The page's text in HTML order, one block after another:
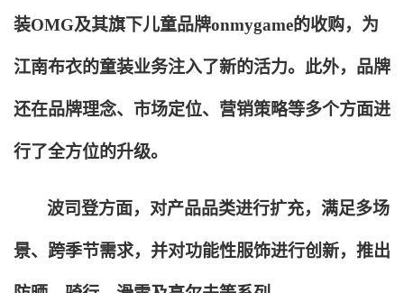
装OMG及其旗下儿童品牌onmygame的收购，为
江南布衣的童装业务注入了新的活力。此外，品牌
还在品牌理念、市场定位、营销策略等多个方面进
行了全方位的升级。
波司登方面，对产品品类进行扩充，满足多场
景、跨季节需求，并对功能性服饰进行创新，推出